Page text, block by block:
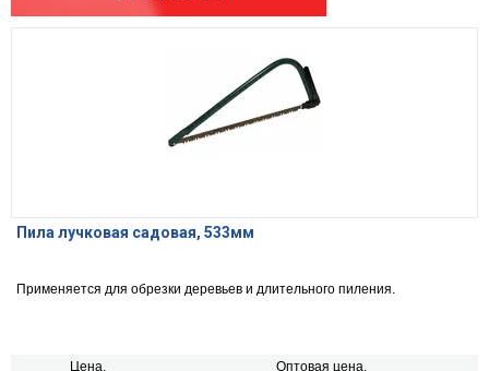
Пила лучковая садовая, 533мм
Применяется для обрезки деревьев и длительного пиления.
Цена, Оптовая цена,